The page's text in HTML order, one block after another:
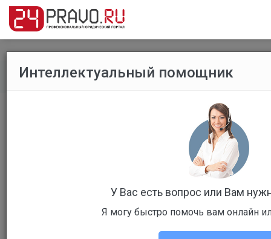
Все вопросы / Без указания категории
Вопрос уже решен
Интеллектуальный помощник
У Вас есть вопрос или Вам
Я могу быстро помочь вам онлайн